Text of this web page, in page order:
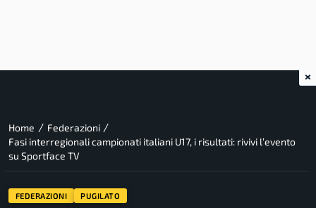
Home / Federazioni /
Fasi interregionali campionati italiani U17, i risultati: rivivi l’evento
su Sportface TV
FEDERAZIONI PUGILATO
×